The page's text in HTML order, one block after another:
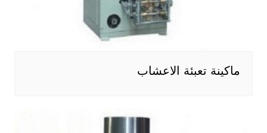
ماكينة تعبئة الاعشاب